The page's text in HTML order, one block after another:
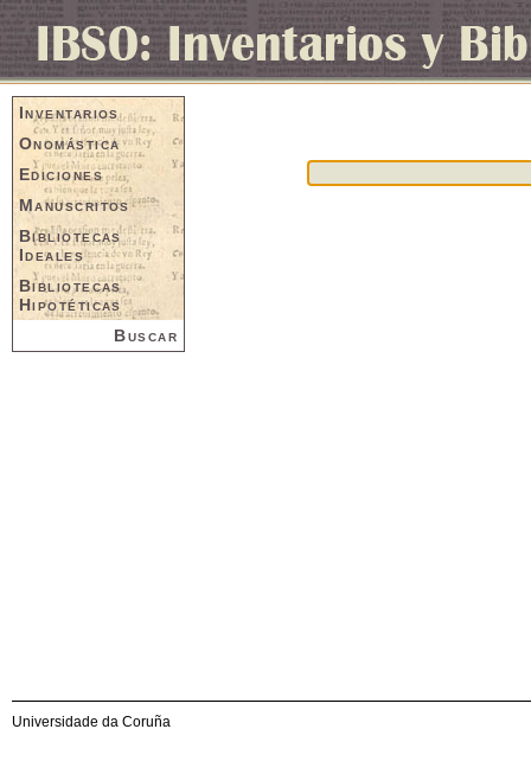
Inventarios
Onomástica
Ediciones
Manuscritos
Bibliotecas
Ideales
Bibliotecas
Hipotéticas
Buscar
Universidade da Coruña